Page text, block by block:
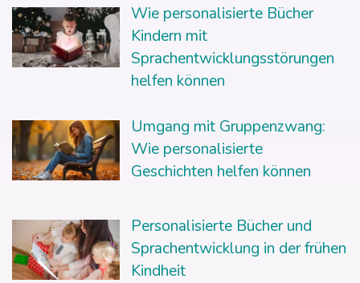
Wie personalisierte Bücher
Kindern mit
Sprachentwicklungsstörungen
helfen können
Umgang mit Gruppenzwang:
Wie personalisierte
Geschichten helfen können
Personalisierte Bücher und
Sprachentwicklung in der frühen
Kindheit